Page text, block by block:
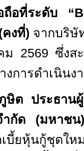
ถือที่ระดับ “
คงที่) จากบริษั
ม 2569 ซึ่งส
การดำเนินง
ต ประธานผู้
กัด (มหาชน)
เบี้ยหุ้นกู้ชุดใ